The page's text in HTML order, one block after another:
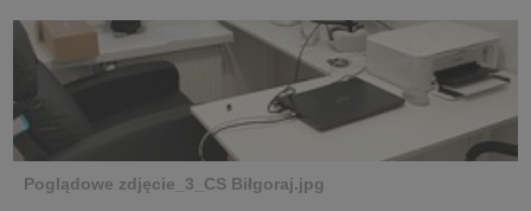
Poglądowe zdjęcie_3_CS Biłgoraj.jpg